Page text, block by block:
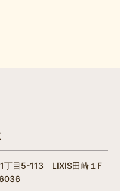
丁目5-113 LIXIS田崎１F